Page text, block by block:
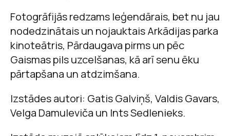
Fotogrāfijās redzams leģendārais, bet nu jau
nodedzinātais un nojauktais Arkādijas parka
kinoteātris, Pārdaugava pirms un pēc
Gaismas pils uzcelšanas, kā arī senu ēku
pārtapšana un atdzimšana.
Izstādes autori: Gatis Galviņš, Valdis Gavars,
Velga Damuleviča un Ints Sedlenieks.